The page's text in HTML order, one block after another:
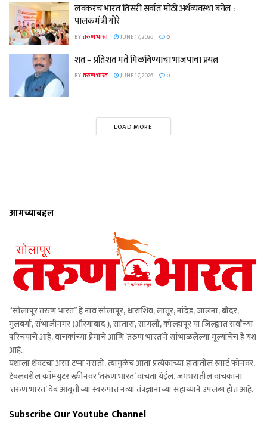
लवकरच भारत तिसरी सर्वात मोठी अर्थव्यवस्था बनेल :
पालकमंत्री गोरे
BYतरुण भारत JUNE 17, 2026 0
शत – प्रतिशत मते मिळविण्याचा भाजपाचा प्रयत्न
BYतरुण भारत JUNE 17, 2026 0
LOAD MORE
आमच्याबद्दल
“सोलापूर तरुण भारत” हे नाव सोलापूर, धाराशिव, लातूर, नांदेड, जालना, बीदर,
गुलबर्गा, संभाजीनगर (औरंगाबाद ), सातारा, सांगली, कोल्हापूर या जिल्ह्यात सर्वांच्या
परिचयाचे आहे. वाचकांच्या प्रेमाचे आणि ‘तरुण भारत’ने सांभाळलेल्या मूल्यांचेच हे यश
आहे.
यशाला शेवटचा असा टप्पा नसतो. त्यामुळेच आता प्रत्येकाच्या हातातील स्मार्ट फोनवर,
टेबलवरील कॉम्प्युटर स्क्रीनवर ‘तरुण भारत’ वाचता येईल. जगभरातील वाचकांना
‘तरुण भारत’ वेब आवृत्तीच्या स्वरुपात नव्या तंत्रज्ञानाच्या सहाय्याने उपलब्ध होत आहे.
Subscribe Our Youtube Channel